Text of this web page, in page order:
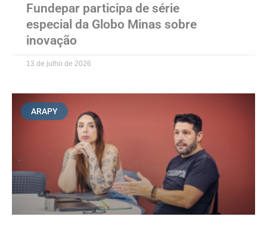
Fundepar participa de série
especial da Globo Minas sobre
inovação
13 de julho de 2026
ARAPY